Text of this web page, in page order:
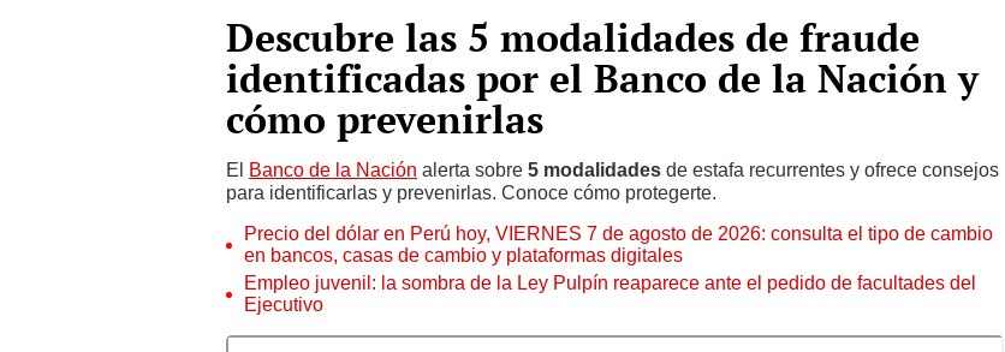
Descubre las 5 modalidades de fraude
identificadas por el Banco de la Nación y
cómo prevenirlas
El Banco de la Nación alerta sobre 5 modalidades de estafa recurrentes y ofrece consejos
para identificarlas y prevenirlas. Conoce cómo protegerte.
Precio del dólar en Perú hoy, VIERNES 7 de agosto de 2026: consulta el tipo de cambio
en bancos, casas de cambio y plataformas digitales
Empleo juvenil: la sombra de la Ley Pulpín reaparece ante el pedido de facultades del
Ejecutivo